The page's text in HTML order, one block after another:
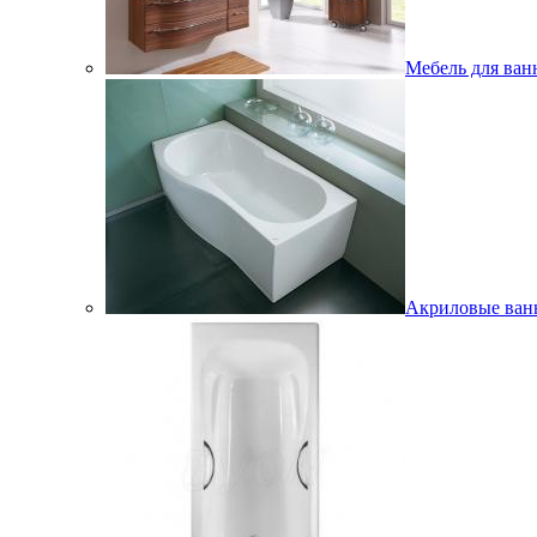
Мебель для
Акриловые